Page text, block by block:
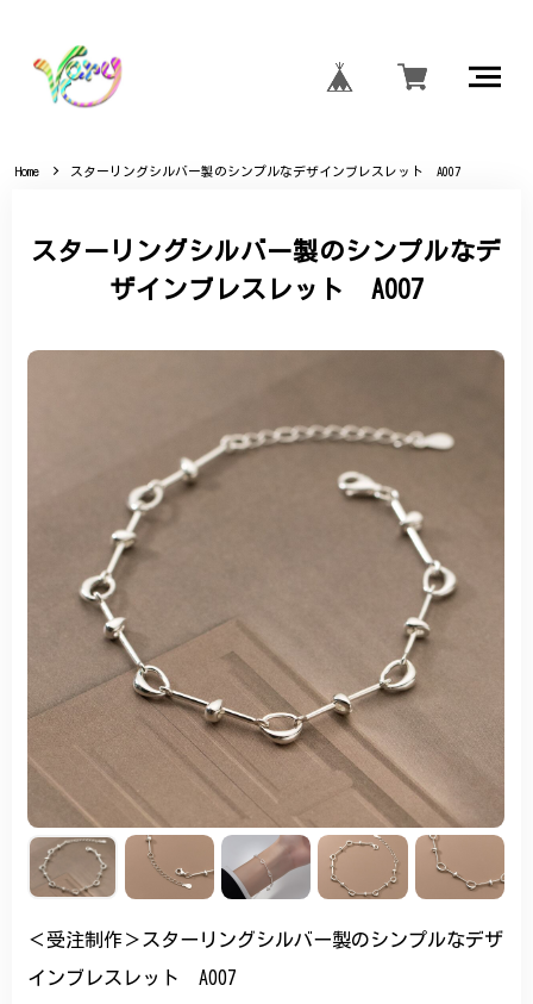
Home スターリングシルバー製のシンプルなデザインブレスレット A007
スターリングシルバー製のシンプルなデ
ザインブレスレット A007
＜受注制作＞スターリングシルバー製のシンプルなデザ
インブレスレット A007